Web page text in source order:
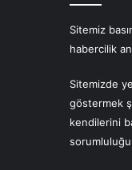
Sitemiz
habercilik
Sitemizde
göstermek
kendilerini
sorumluluğu